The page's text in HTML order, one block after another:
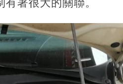
著很大的關聯。